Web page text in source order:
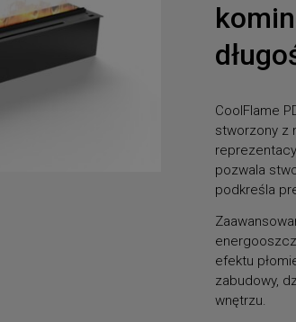
CoolFlame
stworzony z
pozwala
podkreśla
efektu
zabudowy,
wnętrzu.